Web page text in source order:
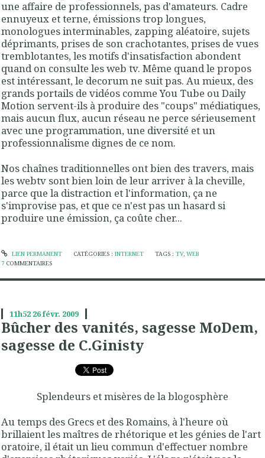
une affaire de professionnels, pas d'amateurs. Cadre
ennuyeux et terne, émissions trop longues,
monologues interminables, zapping aléatoire, sujets
déprimants, prises de son crachotantes, prises de vues
tremblotantes, les motifs d'insatisfaction abondent
quand on consulte les web tv. Même quand le propos
est intéressant, le decorum ne suit pas. Au mieux, des
grands portails de vidéos comme You Tube ou Daily
Motion servent-ils à produire des "coups" médiatiques,
mais aucun flux, aucun réseau ne perce sérieusement
avec une programmation, une diversité et un
professionnalisme dignes de ce nom.
Nos chaînes traditionnelles ont bien des travers, mais
les webtv sont bien loin de leur arriver à la cheville,
parce que la distraction et l'information, ça ne
s'improvise pas, et que ce n'est pas un hasard si
produire une émission, ça coûte cher...
LIEN PERMANENT CATÉGORIES : INTERNET TAGS :TV,WEB
7 COMMENTAIRES
11h52 26févr. 2009
Bûcher des vanités, sagesse MoDem,
sagesse de C.Ginisty
Splendeurs et misères de la blogosphère
Au temps des Grecs et des Romains, à l'heure où
brillaient les maîtres de rhétorique et les génies de l'art
oratoire, il était un lieu commun d'effectuer nombre